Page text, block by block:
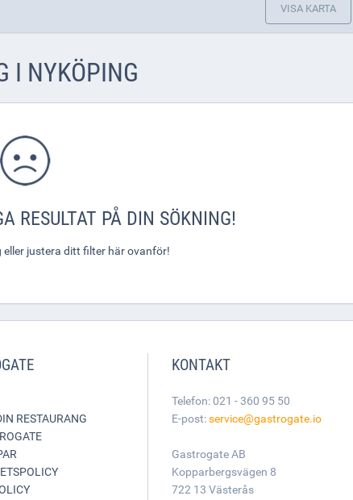
VISA KARTA
I NYKÖPING
RESULTAT PÅ DIN SÖKNING!
eller justera ditt filter här ovanför!
RESTAURANG
KONTAKT
Telefon: 021 - 360 95 50
E-post:service@gastrogate.io
Gastrogate AB
Kopparbergsvägen 8
722 13 Västerås